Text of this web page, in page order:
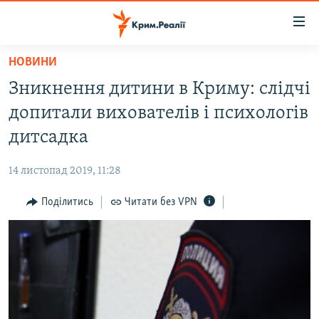
Перейти
основного
матеріалу
до
основної
Перейти
до
пошуку
БЛОГИ
ПОГЛЯД
ІНТЕРВ'Ю
ВСЕ ЗА ДЕНЬ
СПЕЦПРОЕКТИ
ДЕПОРТАЦІЯ
ЯК ОБІЙТИ БЛОКУВАННЯ
НОВИНИ
Зникнення дитини в Криму: слідчі
допитали вихователів і психологів
дитсадка
14 листопад 2019, 11:28
Поділитись Читати без VPN